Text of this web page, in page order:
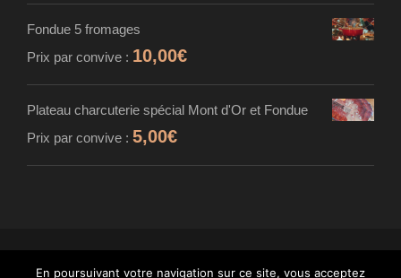
Fondue 5 fromages
Prix par convive : 10,00€
Plateau charcuterie spécial Mont d'Or et Fondue
Prix par convive : 5,00€
© MAISON CARDINET - FROMAGER AFFINEUR
En poursuivant votre navigation sur ce site, vous acceptez